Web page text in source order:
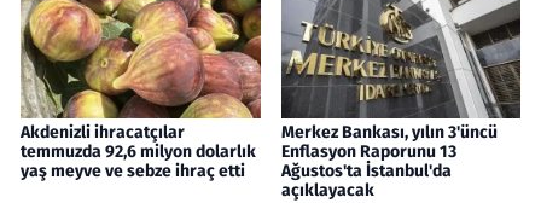
Akdenizli ihracatçılar
temmuzda 92,6 milyon dolarlık
yaş meyve ve sebze ihraç etti
Merkez Bankası, yılın 3'üncü
Enflasyon Raporunu 13
Ağustos'ta İstanbul'da
açıklayacak